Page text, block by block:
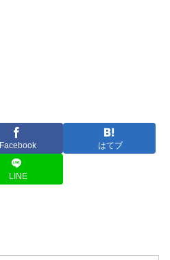
Facebook はてブ
LINE